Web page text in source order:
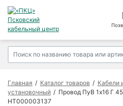
Главная Каталог товаров Кабели
установочный
Провод ПуВ 1х16 Г
НТ000003137